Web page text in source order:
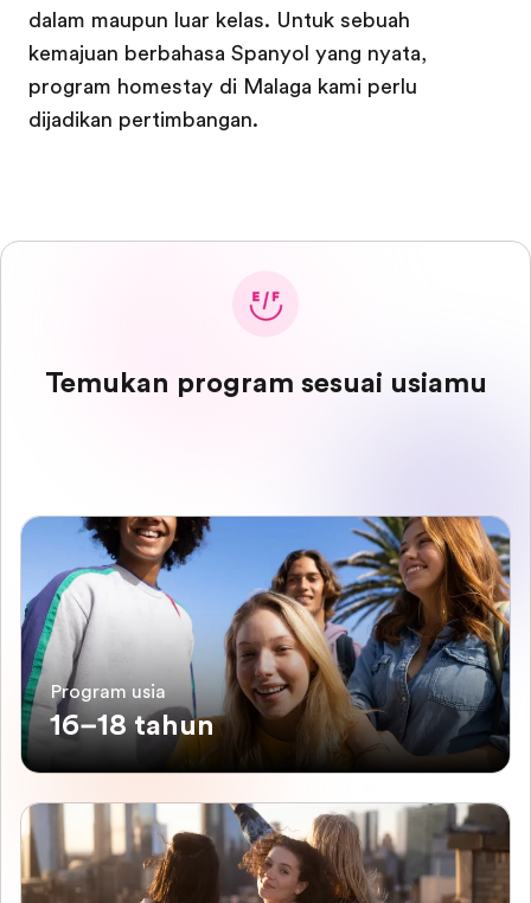
dalam maupun luar kelas. Untuk sebuah
kemajuan berbahasa Spanyol yang nyata,
program homestay di Malaga kami perlu
dijadikan pertimbangan.
Temukan program sesuai usiamu
Program usia
16–18 tahun